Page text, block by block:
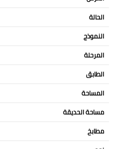
الحالة
النموذج
المرحلة
الطابق
المساحة
مساحة الحديقة
مطابخ